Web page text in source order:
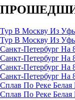
Тур В Москву Из
Тур В Москву Из
Санкт-Петербург На
Санкт-Петербург На
Санкт-Петербург На
Санкт-Петербург На
Сплав По Реке
Сплав По Реке